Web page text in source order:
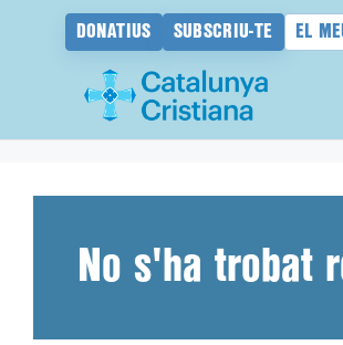
DONATIUS SUBSCRIU-TE EL
No s'ha trobat